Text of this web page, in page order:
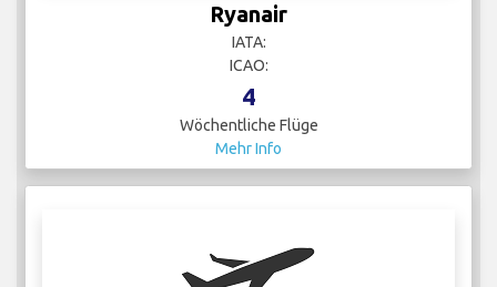
Ryanair
IATA:
ICAO:
4
Wöchentliche Flüge
Mehr Info